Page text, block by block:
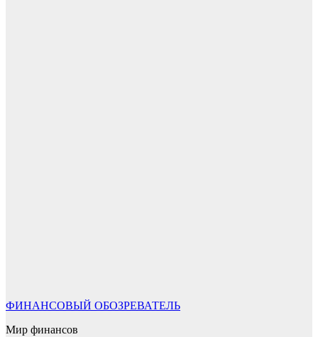
ФИНАНСОВЫЙ ОБОЗРЕВАТЕЛЬ
Мир финансов